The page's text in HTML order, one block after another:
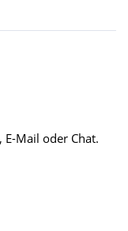
E-Mail oder Chat.